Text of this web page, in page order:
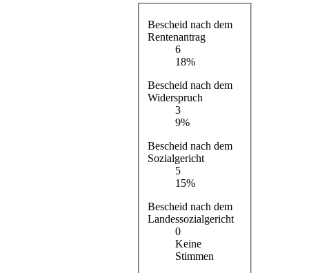
Bescheid nach dem
Rentenantrag
6
18%
Bescheid nach dem
Widerspruch
3
9%
Bescheid nach dem
Sozialgericht
5
15%
Bescheid nach dem
Landessozialgericht
0
Keine
Stimmen